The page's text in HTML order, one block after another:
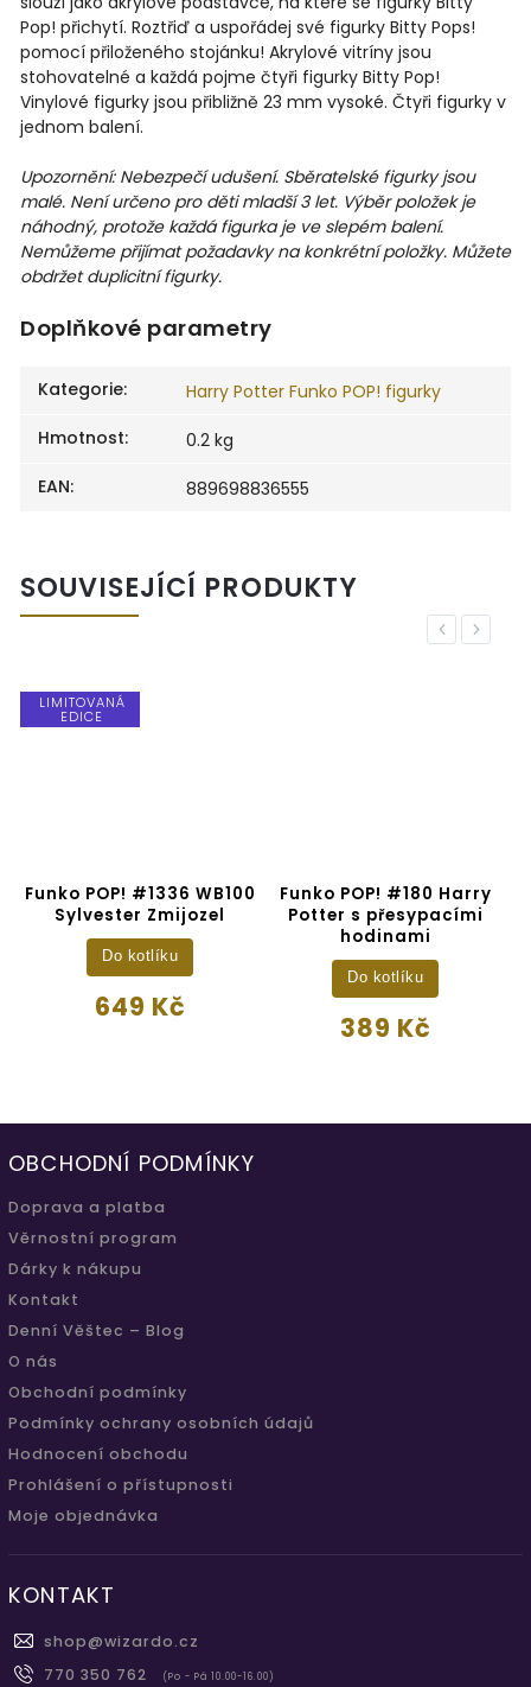
Pop! přichytí. Roztřiď a uspořádej své figurky Bitty Pops!
pomocí přiloženého stojánku! Akrylové vitríny jsou
stohovatelné a každá pojme čtyři figurky Bitty Pop!
Vinylové figurky jsou přibližně 23 mm vysoké. Čtyři figurky v
jednom balení.
Upozornění: Nebezpečí udušení. Sběratelské figurky jsou
malé. Není určeno pro děti mladší 3 let. Výběr položek je
náhodný, protože každá figurka je ve slepém balení.
Nemůžeme přijímat požadavky na konkrétní položky. Můžete
obdržet duplicitní figurky.
Doplňkové parametry
Kategorie:
Harry Potter Funko POP! figurky
Hmotnost:
0.2 kg
EAN: 889698836555
SOUVISEJÍCÍ PRODUKTY
Previous
LIMITOVANÁ
EDICE
Funko POP! #1336 WB100
Sylvester Zmijozel
649 Kč
Do kotlíku
Funko POP! #180 Harry
Potter s přesypacími
hodinami
389 Kč
Do kotlíku
Next
OBCHODNÍ PODMÍNKY
Doprava a platba
Věrnostní program
Dárky k nákupu
Kontakt
Denní Věštec – Blog
O nás
Obchodní podmínky
Podmínky ochrany osobních údajů
Hodnocení obchodu
Prohlášení o přístupnosti
Moje objednávka
KONTAKT
shop@wizardo.cz
770 350 762
(Po - Pá 10.00-16.00)